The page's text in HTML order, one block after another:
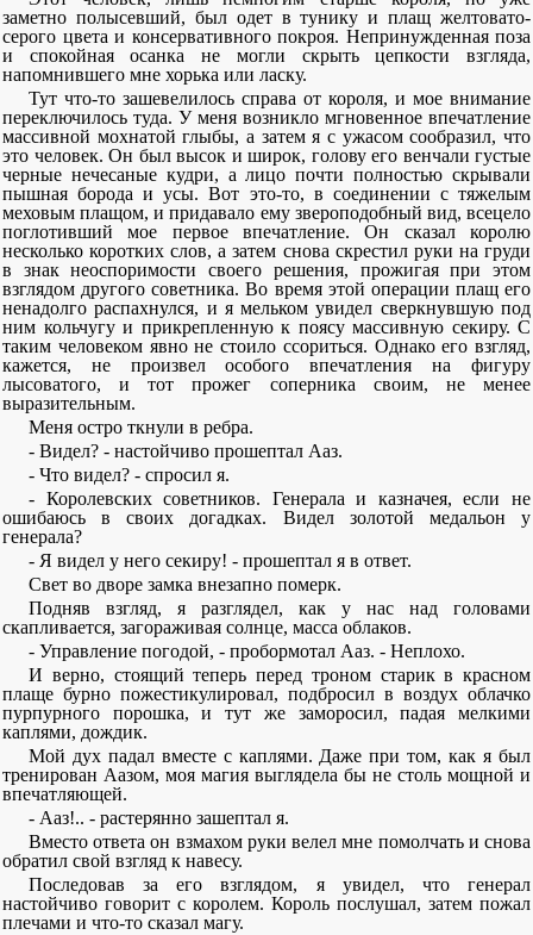
заметно полысевший, был одет в тунику и плащ желтовато-
серого цвета и консервативного покроя. Непринужденная поза
и спокойная осанка не могли скрыть цепкости взгляда,
напомнившего мне хорька или ласку.
Тут что-то зашевелилось справа от короля, и мое внимание
переключилось туда. У меня возникло мгновенное впечатление
массивной мохнатой глыбы, а затем я с ужасом сообразил, что
это человек. Он был высок и широк, голову его венчали густые
черные нечесаные кудри, а лицо почти полностью скрывали
пышная борода и усы. Вот это-то, в соединении с тяжелым
меховым плащом, и придавало ему звероподобный вид, всецело
поглотивший мое первое впечатление. Он сказал королю
несколько коротких слов, а затем снова скрестил руки на груди
в знак неоспоримости своего решения, прожигая при этом
взглядом другого советника. Во время этой операции плащ его
ненадолго распахнулся, и я мельком увидел сверкнувшую под
ним кольчугу и прикрепленную к поясу массивную секиру. С
таким человеком явно не стоило ссориться. Однако его взгляд,
кажется, не произвел особого впечатления на фигуру
лысоватого, и тот прожег соперника своим, не менее
выразительным.
Меня остро ткнули в ребра.
- Видел? - настойчиво прошептал Ааз.
- Что видел? - спросил я.
- Королевских советников. Генерала и казначея, если не
ошибаюсь в своих догадках. Видел золотой медальон у
генерала?
- Я видел у него секиру! - прошептал я в ответ.
Свет во дворе замка внезапно померк.
Подняв взгляд, я разглядел, как у нас над головами
скапливается, загораживая солнце, масса облаков.
- Управление погодой, - пробормотал Ааз. - Неплохо.
И верно, стоящий теперь перед троном старик в красном
плаще бурно пожестикулировал, подбросил в воздух облачко
пурпурного порошка, и тут же заморосил, падая мелкими
каплями, дождик.
Мой дух падал вместе с каплями. Даже при том, как я был
тренирован Аазом, моя магия выглядела бы не столь мощной и
впечатляющей.
- Ааз!.. - растерянно зашептал я.
Вместо ответа он взмахом руки велел мне помолчать и снова
обратил свой взгляд к навесу.
Последовав за его взглядом, я увидел, что генерал
настойчиво говорит с королем. Король послушал, затем пожал
плечами и что-то сказал магу.